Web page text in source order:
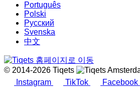
Português
Polski
Русский
Svenska
中文
© 2014-2026 Tiqets
Instagram
TikTok Facebook